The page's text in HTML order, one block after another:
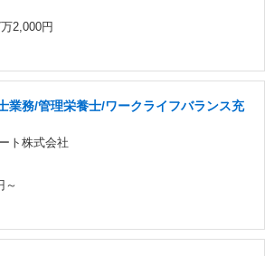
2,000円
業務/管理栄養士/ワークライフバランス充
ト株式会社
～